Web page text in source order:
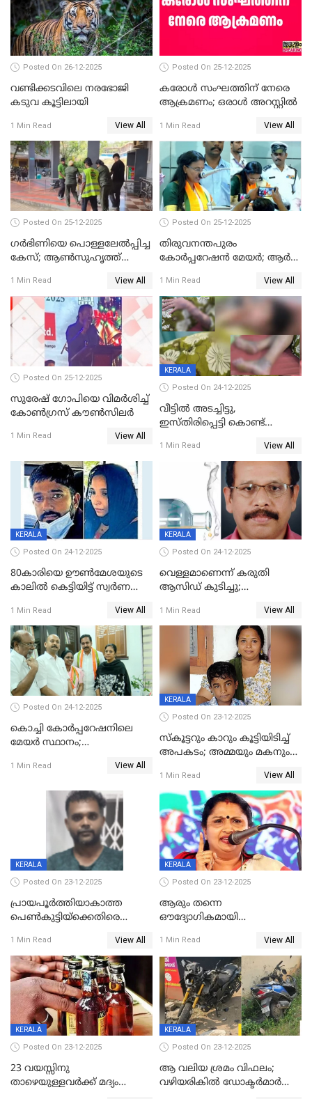
ചട്ടലംഘനമെന്ന് പാർട്ടി
Posted On 26-12-2025
വണ്ടിക്കടവിലെ നരഭോജി
കടുവ കൂട്ടിലായി
1 Min Read View All
Posted On 25-12-2025
കരോള്‍ സംഘത്തിന് നേരെ
ആക്രമണം; ഒരാള്‍ അറസ്റ്റില്‍
1 Min Read View All
Posted On 25-12-2025
ഗര്‍ഭിണിയെ പൊള്ളലേല്‍പ്പിച്ച
കേസ്; ആണ്‍സുഹൃത്ത്
1 Min Read View All
Posted On 25-12-2025
തിരുവനന്തപുരം
കോര്‍പ്പറേഷന്‍ മേയർ; ആര്‍
1 Min Read View All
Posted On 25-12-2025
സുരേഷ് ഗോപിയെ വിമര്‍ശിച്ച്
കോണ്‍ഗ്രസ് കൗണ്‍സിലര്‍
1 Min Read View All
KERALA
Posted On 24-12-2025
വീട്ടിൽ അടച്ചിട്ടു,
ഇസ്തിരിപ്പെട്ടി കൊണ്ട്
ഗർഭിണിയായ യുവതിക്ക് ക്രൂര
1 Min Read View All
KERALA
Posted On 24-12-2025
80കാരിയെ ഊൺമേശയുടെ
കാലിൽ കെട്ടിയിട്ട് സ്വർണവും
കൊച്ചുമകനും സുഹൃത്തും
അറസ്റ്റിൽ
1 Min Read View All
KERALA
Posted On 24-12-2025
വെള്ളമാണെന്ന് കരുതി
ആസിഡ് കുടിച്ചു;
മരിച്ചു
1 Min Read View All
Posted On 24-12-2025
കൊച്ചി കോര്‍പ്പറേഷനിലെ
മേയര്‍ സ്ഥാനം;
രൂക്ഷം
1 Min Read View All
KERALA
Posted On 23-12-2025
സ്കൂട്ടറും കാറും കൂട്ടിയിടിച്ച്
അപകടം; അമ്മയും മകനും
ഗുരുതരാവസ്ഥയിൽ
1 Min Read View All
KERALA
Posted On 23-12-2025
പ്രായപൂർത്തിയാകാത്ത
പെൺകുട്ടിയ്ക്കെതിരെ
59 വർഷം തടവും 90,൦൦൦ രൂപ
പിഴയും ശിക്ഷ
1 Min Read View All
KERALA
Posted On 23-12-2025
ആരും തന്നെ
ഔദ്യോഗികമായി
കണ്ടെത്താൻ ഇന്ന് കോർ
കമ്മിറ്റി കൂടിയില്ല';
അതൃപ്തിയുമായി ദീപ്തി മേരി
വർഗീസ്
1 Min Read View All
KERALA
Posted On 23-12-2025
23 വയസ്സിനു
താഴെയുള്ളവർക്ക് മദ്യം
KERALA
Posted On 23-12-2025
ആ വലിയ ശ്രമം വിഫലം;
വഴിയരികില്‍ ‌ഡോക്ടര്‍മാര്‍